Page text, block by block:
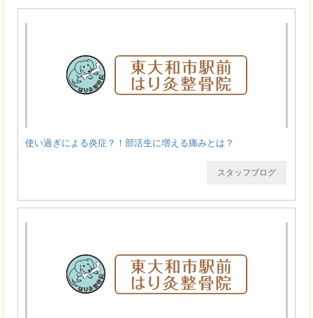
使い過ぎによる炎症？！部活生に増える痛みとは？
スタッフブログ